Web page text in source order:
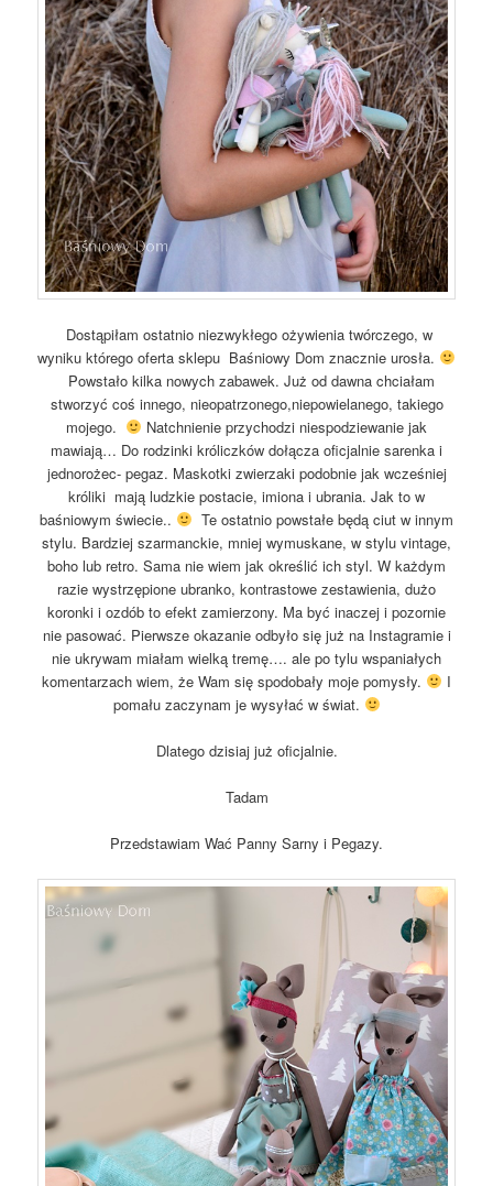
Dostąpiłam ostatnio niezwykłego ożywienia twórczego, w
wyniku którego oferta sklepu Baśniowy Dom znacznie urosła.
Powstało kilka nowych zabawek. Już od dawna chciałam
stworzyć coś innego, nieopatrzonego,niepowielanego, takiego
mojego.
Natchnienie przychodzi niespodziewanie jak
mawiają… Do rodzinki króliczków dołącza oficjalnie sarenka i
jednorożec- pegaz. Maskotki zwierzaki podobnie jak wcześniej
króliki mają ludzkie postacie, imiona i ubrania. Jak to w
baśniowym świecie..
Te ostatnio powstałe będą ciut w innym
stylu. Bardziej szarmanckie, mniej wymuskane, w stylu vintage,
boho lub retro. Sama nie wiem jak określić ich styl. W każdym
razie wystrzępione ubranko, kontrastowe zestawienia, dużo
koronki i ozdób to efekt zamierzony. Ma być inaczej i pozornie
nie pasować. Pierwsze okazanie odbyło się już na Instagramie i
nie ukrywam miałam wielką tremę…. ale po tylu wspaniałych
komentarzach wiem, że Wam się spodobały moje pomysły.
I
pomału zaczynam je wysyłać w świat.
Dlatego dzisiaj już oficjalnie.
Tadam
Przedstawiam Wać Panny Sarny i Pegazy.